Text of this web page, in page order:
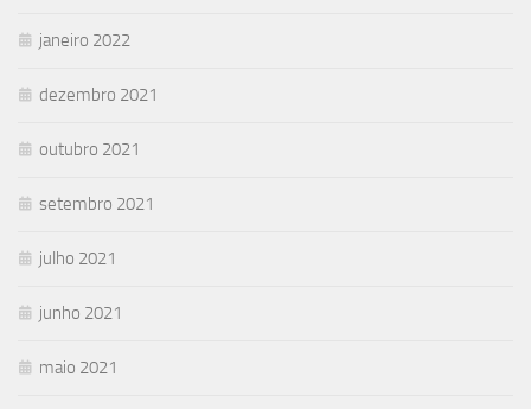
janeiro 2022
dezembro 2021
outubro 2021
setembro 2021
julho 2021
junho 2021
maio 2021